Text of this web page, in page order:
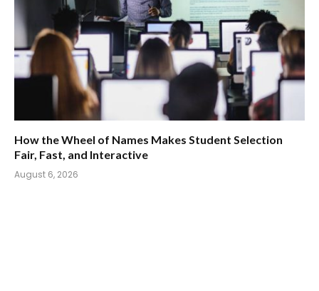
How the Wheel of Names Makes Student Selection
Fair, Fast, and Interactive
August 6, 2026